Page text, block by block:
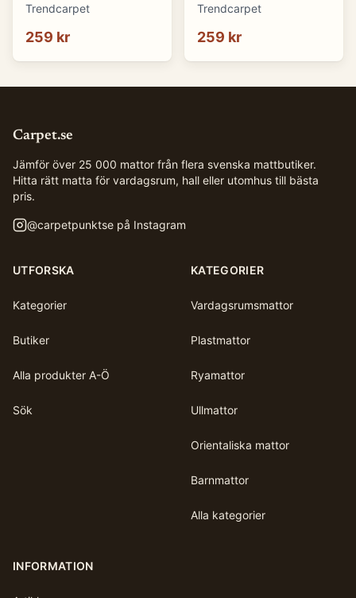
Trendcarpet
259 kr
120 cm)
Trendcarpet
259 kr
Carpet.se
Jämför över 25 000 mattor från flera svenska mattbutiker.
Hitta rätt matta för vardagsrum, hall eller utomhus till bästa
pris.
@carpetpunktse på Instagram
UTFORSKA
Kategorier
Butiker
Alla produkter A-Ö
Sök
KATEGORIER
Vardagsrumsmattor
Plastmattor
Ryamattor
Ullmattor
Orientaliska mattor
Barnmattor
Alla kategorier
INFORMATION